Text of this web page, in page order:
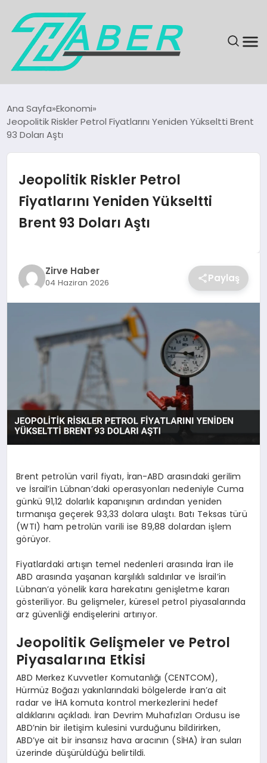
GÜNDEM
MAGAZIN
EĞITIM
SAĞLIK
TEKNOLOJI
Ana Sayfa Ekonomi
Jeopolitik Riskler Petrol Fiyatlarını Yeniden Yükseltti Brent
93 Doları Aştı
Jeopolitik Riskler Petrol
Fiyatlarını Yeniden Yükseltti
Brent 93 Doları Aştı
Zirve Haber
04 Haziran 2026 Paylaş
Brent petrolün varil fiyatı, İran-ABD arasındaki gerilim
ve İsrail’in Lübnan’daki operasyonları nedeniyle Cuma
günkü 91,12 dolarlık kapanışının ardından yeniden
tırmanışa geçerek 93,33 dolara ulaştı. Batı Teksas türü
(WTI) ham petrolün varili ise 89,88 dolardan işlem
görüyor.
Fiyatlardaki artışın temel nedenleri arasında İran ile
ABD arasında yaşanan karşılıklı saldırılar ve İsrail’in
Lübnan’a yönelik kara harekatını genişletme kararı
gösteriliyor. Bu gelişmeler, küresel petrol piyasalarında
arz güvenliği endişelerini artırıyor.
Jeopolitik Gelişmeler ve Petrol
Piyasalarına Etkisi
ABD Merkez Kuvvetler Komutanlığı (CENTCOM),
Hürmüz Boğazı yakınlarındaki bölgelerde İran’a ait
radar ve İHA komuta kontrol merkezlerini hedef
aldıklarını açıkladı. İran Devrim Muhafızları Ordusu ise
ABD’nin bir iletişim kulesini vurduğunu bildirirken,
ABD’ye ait bir insansız hava aracının (SİHA) İran suları
üzerinde düşürüldüğü belirtildi.